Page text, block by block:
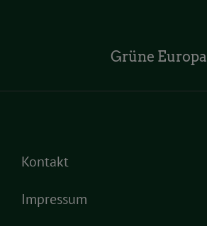
Grüne Europa
Kontakt
Impressum